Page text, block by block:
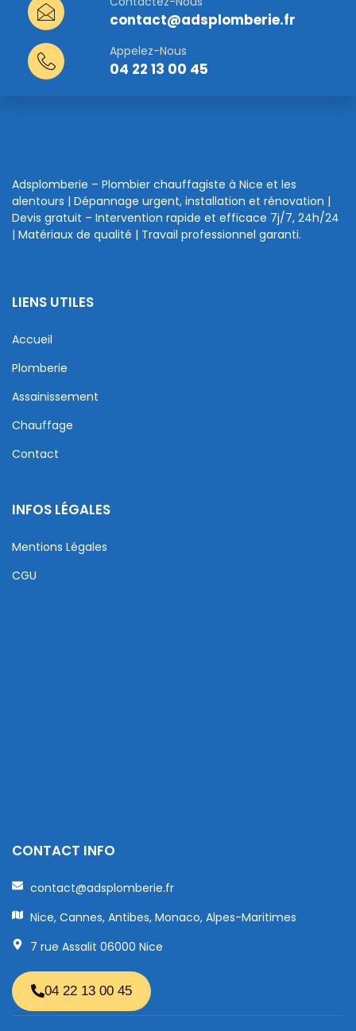
contact@adsplomberie.fr
Appelez-Nous
04 22 13 00 45
Adsplomberie – Plombier chauffagiste à Nice et les
alentours | Dépannage urgent, installation et rénovation |
Devis gratuit – Intervention rapide et efficace 7j/7, 24h/24
| Matériaux de qualité | Travail professionnel garanti.
LIENS UTILES
Accueil
Plomberie
Assainissement
Chauffage
Contact
INFOS LÉGALES
Mentions Légales
CGU
CONTACT INFO
contact@adsplomberie.fr
Nice, Cannes, Antibes, Monaco, Alpes-Maritimes
7 rue Assalit 06000 Nice
04 22 13 00 45